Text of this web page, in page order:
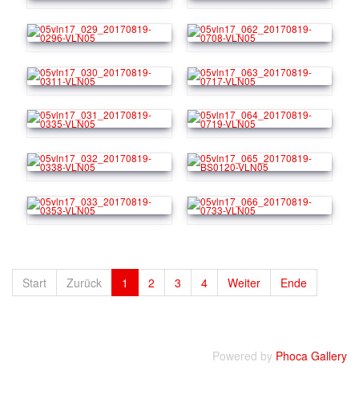
Start Zurück 1 2 3 4 Weiter Ende
Powered by Phoca Gallery